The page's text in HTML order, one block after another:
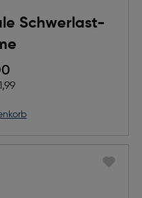
Schwerlast-
Rabatts
Preis